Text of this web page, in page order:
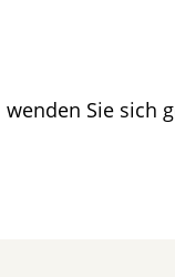
wenden Sie sich